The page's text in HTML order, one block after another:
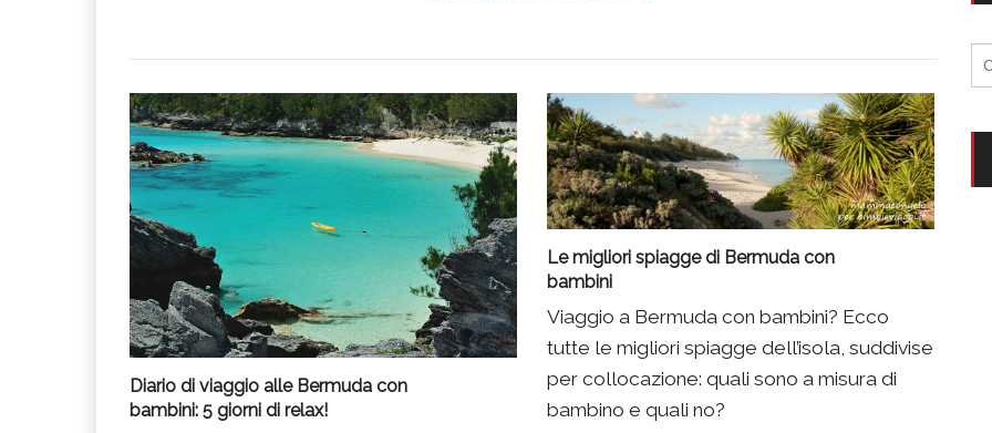
Diario di viaggio alle Bermuda con
bambini: 5 giorni di relax!
Le migliori spiagge di Bermuda con
bambini
Viaggio a Bermuda con bambini? Ecco
tutte le migliori spiagge dell’isola, suddivise
per collocazione: quali sono a misura di
bambino e quali no?